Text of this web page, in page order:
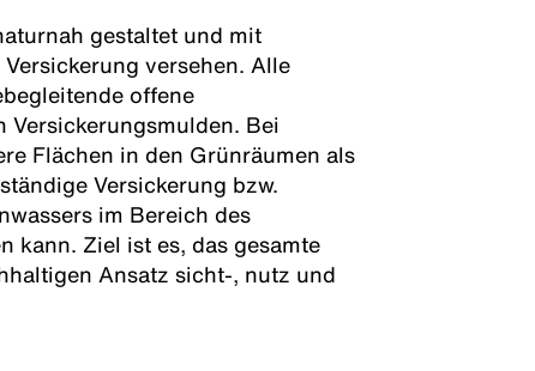
gestaltet und mit
versehen. Alle
offene
Bei
Flächen in den Grünräumen als
Versickerung bzw.
im Bereich des
kann. Ziel ist es, das gesamte
Ansatz sicht-, nutz und